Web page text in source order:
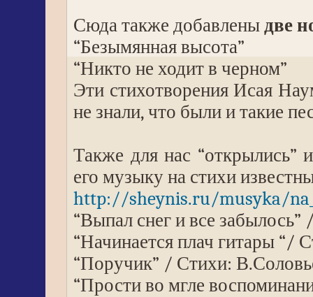
Сюда также добавленыдве
“Безымянная высота”
“Никто не ходит в черном”
Эти стихотворения Исая
не знали, что были и такие
Также для нас “открылись”
его музыку на стихи
http://sheynis.ru/musyka/
“Выпал снег и все
“Начинается плач гитары “/
“Поручик” / Стихи:
“Прости во мгле